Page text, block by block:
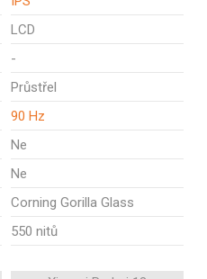
LCD
-
Průstřel
90 Hz
Ne
Ne
Corning Gorilla Glass
550 nitů